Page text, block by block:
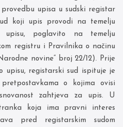
upisa u sudski registar
koji upis provodi na temelju
upisu, poglavito na temelju
registru i Pravilnika o načinu
novine“ broj 22/12). Prije
upisu, registarski sud ispituje je
o kojima ovisi
zahtjeva za upis. U
koja ima pravni interes
pred registarskim sudom